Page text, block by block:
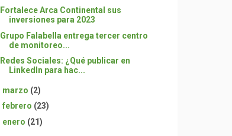
Fortalece Arca Continental sus
inversiones para 2023
Grupo Falabella entrega tercer centro
de monitoreo...
Redes Sociales: ¿Qué publicar en
LinkedIn para hac...
marzo (2)
febrero (23)
enero (21)